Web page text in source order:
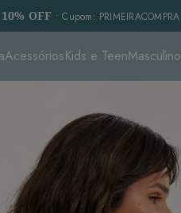
10% OFF • Cupom: PRIMEIRACOMPRA
AcessóriosKids e TeenMasculino